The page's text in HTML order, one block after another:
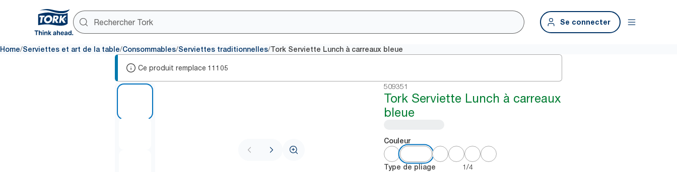
Se connecter
Home/Serviettes et art de la table/Consommables/Serviettes traditionnelles/Tork Serviette Lunch à carreaux bleue
Ce produit remplace 11105
509351
Tork Serviette Lunch à carreaux
bleue
Couleur
Type de pliage 1/4